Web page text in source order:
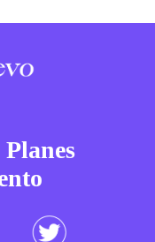
Planes